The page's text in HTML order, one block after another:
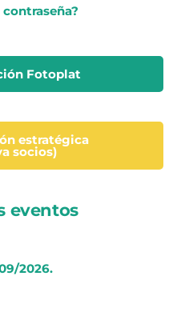
Fotoplat
estratégica
socios)
eventos
2026.